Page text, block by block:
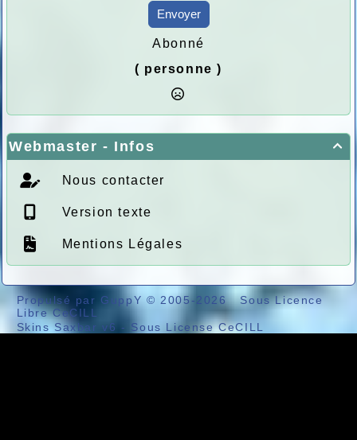
Envoyer
Abonné
( personne )

Webmaster - Infos
Nous contacter
Version texte
Mentions Légales
Propulsé par GuppY © 2005-2026 Sous Licence
Libre CeCILL
Skins Saxbar v6 - Sous License CeCILL